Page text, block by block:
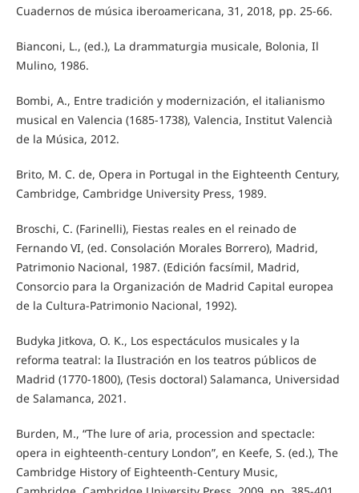
Cuadernos de música iberoamericana, 31, 2018, pp. 25-66.
Bianconi, L., (ed.), La drammaturgia musicale, Bolonia, Il
Mulino, 1986.
Bombi, A., Entre tradición y modernización, el italianismo
musical en Valencia (1685-1738), Valencia, Institut Valencià
de la Música, 2012.
Brito, M. C. de, Opera in Portugal in the Eighteenth Century,
Cambridge, Cambridge University Press, 1989.
Broschi, C. (Farinelli), Fiestas reales en el reinado de
Fernando VI, (ed. Consolación Morales Borrero), Madrid,
Patrimonio Nacional, 1987. (Edición facsímil, Madrid,
Consorcio para la Organización de Madrid Capital europea
de la Cultura-Patrimonio Nacional, 1992).
Budyka Jitkova, O. K., Los espectáculos musicales y la
reforma teatral: la Ilustración en los teatros públicos de
Madrid (1770-1800), (Tesis doctoral) Salamanca, Universidad
de Salamanca, 2021.
Burden, M., “The lure of aria, procession and spectacle:
opera in eighteenth-century London”, en Keefe, S. (ed.), The
Cambridge History of Eighteenth-Century Music,